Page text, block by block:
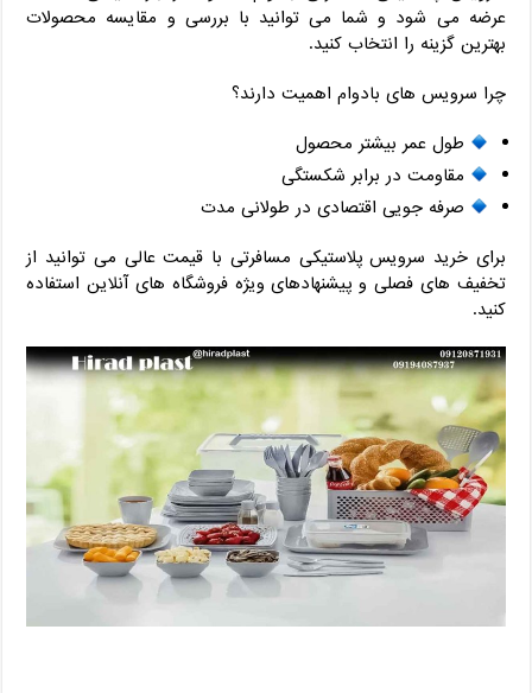
عرضه می شود و شما می توانید با بررسی و مقایسه محصولات
بهترین گزینه را انتخاب کنید.
چرا سرویس های بادوام اهمیت دارند؟
طول عمر بیشتر محصول
مقاومت در برابر شکستگی
صرفه جویی اقتصادی در طولانی مدت
برای خرید سرویس پلاستیکی مسافرتی با قیمت عالی می توانید از
تخفیف های فصلی و پیشنهادهای ویژه فروشگاه های آنلاین استفاده
کنید.